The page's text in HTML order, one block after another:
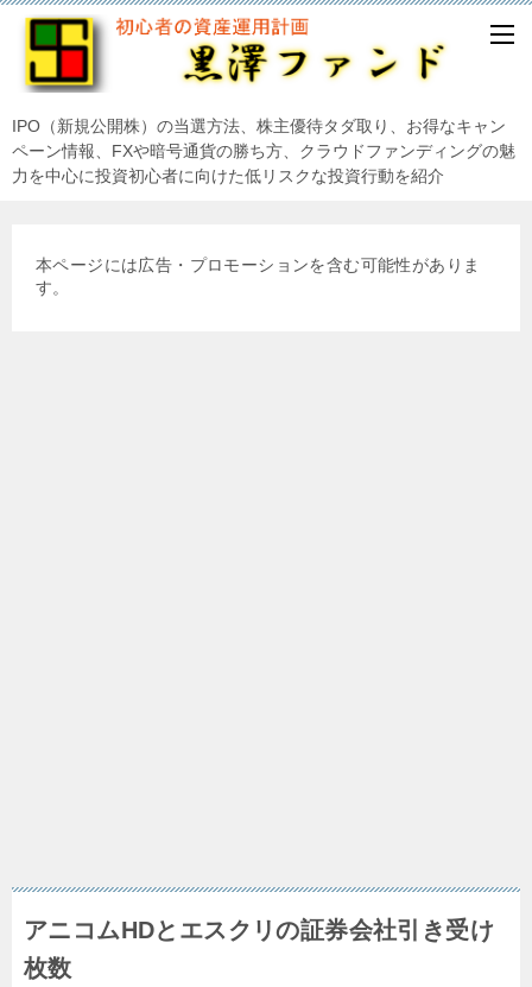
IPO（新規公開株）の当選方法、株主優待タダ取り、お得なキャン
ペーン情報、FXや暗号通貨の勝ち方、クラウドファンディングの魅
力を中心に投資初心者に向けた低リスクな投資行動を紹介
本ページには広告・プロモーションを含む可能性がありま
す。
アニコムHDとエスクリの証券会社引き受け
枚数